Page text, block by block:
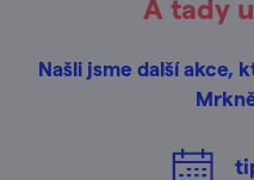
A tady
Našli jsme další akce,